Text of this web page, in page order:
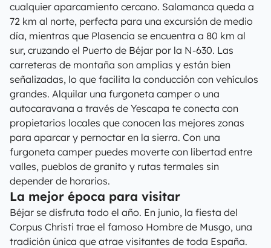
cualquier aparcamiento cercano. Salamanca queda a
72 km al norte, perfecta para una excursión de medio
día, mientras que Plasencia se encuentra a 80 km al
sur, cruzando el Puerto de Béjar por la N-630. Las
carreteras de montaña son amplias y están bien
señalizadas, lo que facilita la conducción con vehículos
grandes. Alquilar una furgoneta camper o una
autocaravana a través de Yescapa te conecta con
propietarios locales que conocen las mejores zonas
para aparcar y pernoctar en la sierra. Con una
furgoneta camper puedes moverte con libertad entre
valles, pueblos de granito y rutas termales sin
depender de horarios.
La mejor época para visitar
Béjar se disfruta todo el año. En junio, la fiesta del
Corpus Christi trae el famoso Hombre de Musgo, una
tradición única que atrae visitantes de toda España.